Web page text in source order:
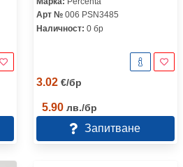
Арт № 006 PSN3485
Наличност: 0 бр
3.02 €/бр
5.90 лв./бр
Запитване